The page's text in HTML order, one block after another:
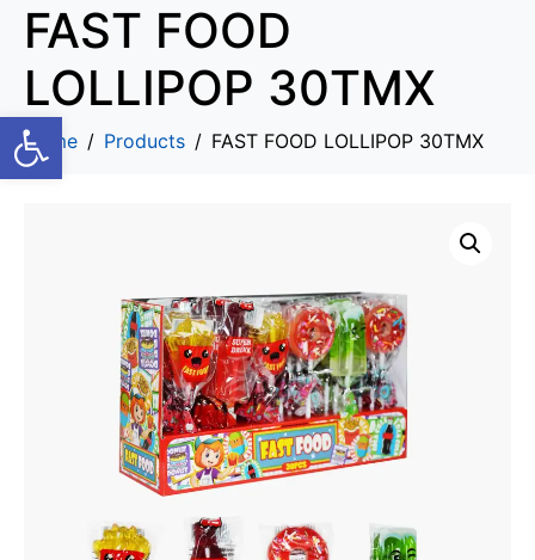
Ανοίξτε τη γραμμή εργαλείων
FAST FOOD
LOLLIPOP 30TMX
Home Products FAST FOOD LOLLIPOP 30TMX